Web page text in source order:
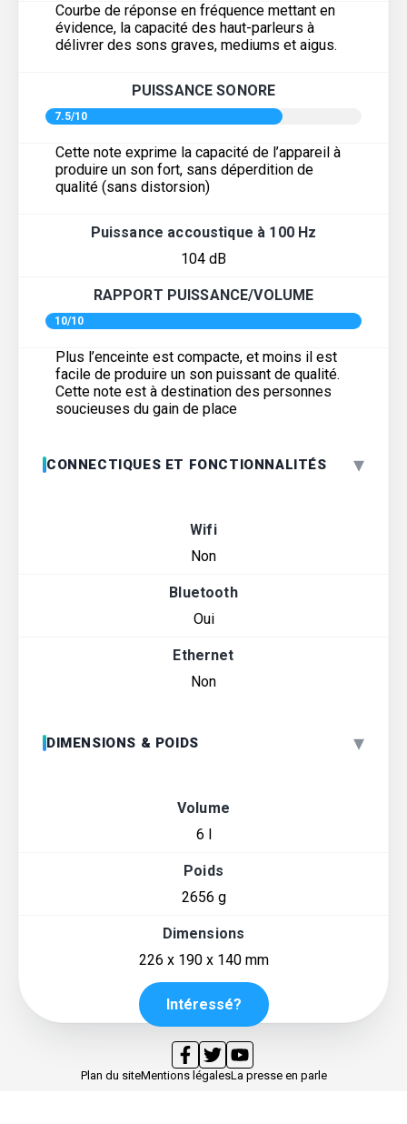
Courbe de réponse en fréquence mettant en
évidence, la capacité des haut-parleurs à
délivrer des sons graves, mediums et aigus.
PUISSANCE SONORE
7.5/10
Cette note exprime la capacité de l’appareil à
produire un son fort, sans déperdition de
qualité (sans distorsion)
Puissance accoustique à 100 Hz
104 dB
RAPPORT PUISSANCE/VOLUME
10/10
Plus l’enceinte est compacte, et moins il est
facile de produire un son puissant de qualité.
Cette note est à destination des personnes
soucieuses du gain de place
CONNECTIQUES ET FONCTIONNALITÉS ▾
Wifi
Non
Bluetooth
Oui
Ethernet
Non
DIMENSIONS & POIDS ▾
Volume
6 l
Poids
2656 g
Dimensions
226 x 190 x 140 mm
Intéressé?
Plan du siteMentions légalesLa presse en parle